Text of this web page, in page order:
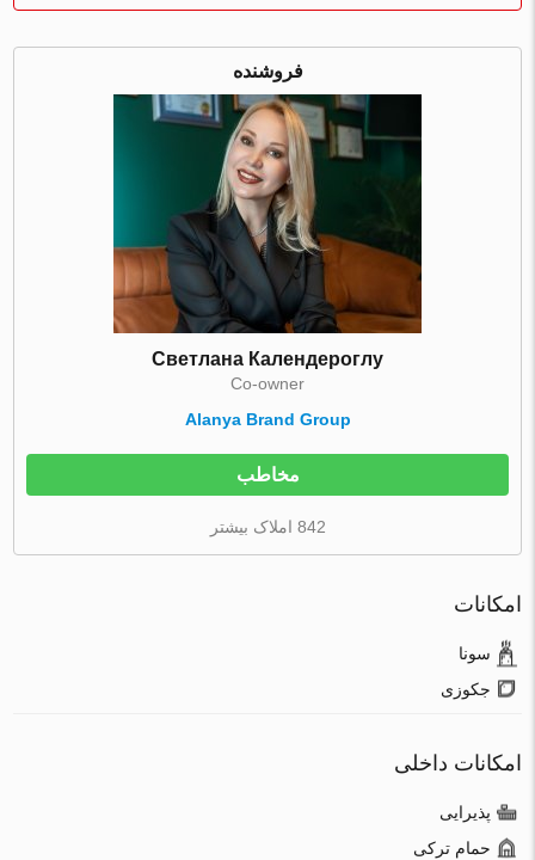
فروشنده
Светлана Календероглу
Co-owner
Alanya Brand Group
مخاطب
842 املاک بیشتر
امکانات
سونا
جکوزی
امکانات داخلی
پذیرایی
حمام ترکی